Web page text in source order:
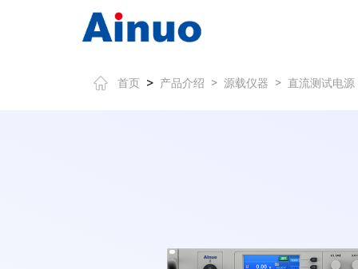
首页 > 产品介绍 > 源载仪器 > 直流测试电源